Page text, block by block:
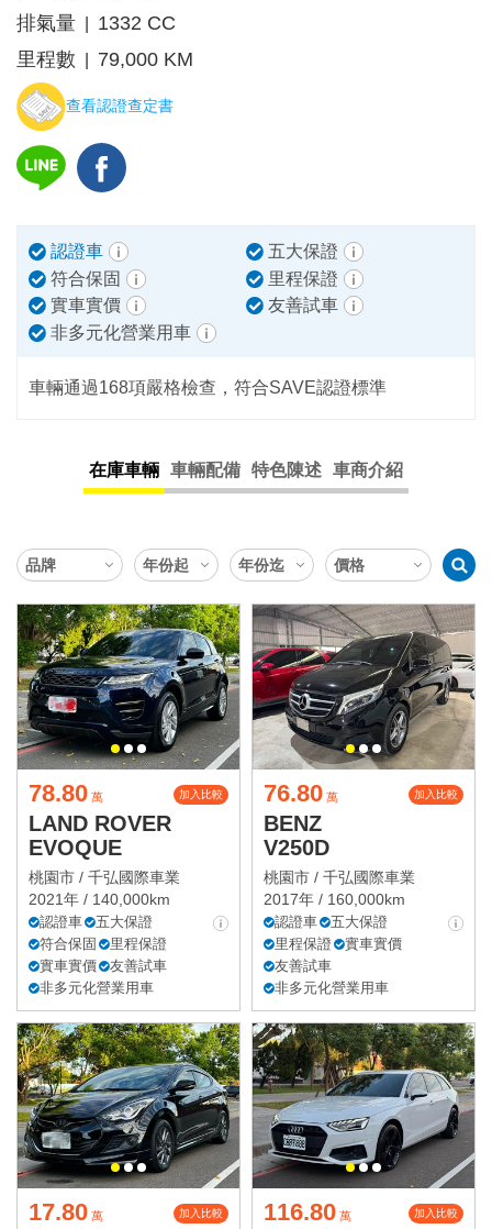
排氣量
1332 CC
里程數
79,000 KM
查看認證查定書
認證車
五大保證
符合保固
里程保證
實車實價
友善試車
非多元化營業用車
車輛通過168項嚴格檢查，符合SAVE認證標準
在庫車輛 車輛配備 特色陳述 車商介紹
78.80 萬 加入比較
LAND ROVER
EVOQUE
桃園市 / 千弘國際車業
2021年 / 140,000km
認證車
五大保證
符合保固
里程保證
實車實價
友善試車
非多元化營業用車
76.80 萬 加入比較
BENZ
V250D
桃園市 / 千弘國際車業
2017年 / 160,000km
認證車
五大保證
里程保證
實車實價
友善試車
非多元化營業用車
17.80 萬 加入比較 116.80 萬 加入比較